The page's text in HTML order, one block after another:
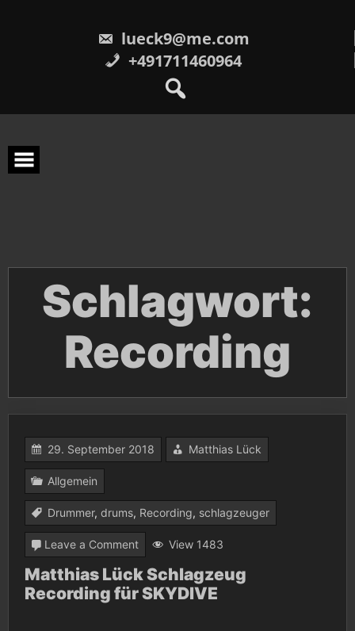
lueck9@me.com
+491711460964
Schlagwort:
Recording
29. September 2018 Matthias Lück
Allgemein
Drummer, drums, Recording, schlagzeuger
Leave a Commenton
Matthias
Lück
View 1483
Matthias Lück Schlagzeug
Recording für SKYDIVE